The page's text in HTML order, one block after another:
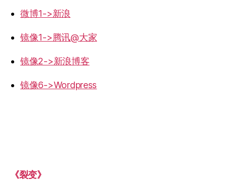
微博1->新浪
镜像1->腾讯@大家
镜像2->新浪博客
镜像6->Wordpress
《裂变》